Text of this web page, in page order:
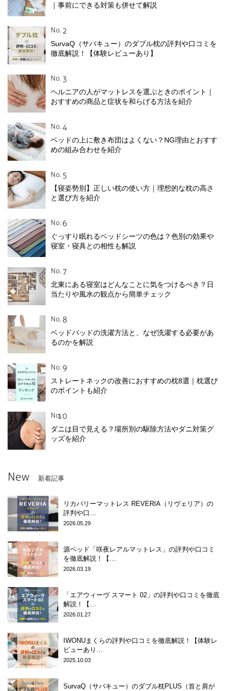
｜事前にできる対策も併せて解説
No.
SurvaQ（サバキュー）のダブル枕の評判や口コミを
徹底解説！【体験レビューあり】
No.
ヘルニアの人がマットレスを選ぶときのポイント｜
おすすめの商品と症状を和らげる方法を紹介
No.
ベッドの上に敷き布団はよくない？NG理由とおすす
めの組み合わせを紹介
No.
【寝姿勢別】正しい枕の使い方｜理想的な枕の高さ
と選び方を紹介
No.
ぐっすり眠れるベッドシーツの色は？色別の効果や
寝室・寝具との相性も解説
No.
北東にある寝室はどんなことに気をつけるべき？日
当たりや風水の観点から簡単チェック
No.
ベッドパッドの洗濯方法と、なぜ洗濯する必要があ
るのかを解説
No.
ストレートネックの改善におすすめの枕8選｜枕選び
のポイントも紹介
No.
ダニは目で見える？場所別の駆除方法やダニ対策グ
ッズを紹介
New 新着記事
リカバリーマットレス REVERIA（リヴェリア）の
評判や口…
2026.05.29
源ベッド「咲夜レアルマットレス」の評判や口コミ
を徹底解説！【…
2026.03.19
「エアウィーヴ スマート 02」の評判や口コミを徹底
解説！【…
2026.01.27
IWONUまくらの評判や口コミを徹底解説！【体験レ
ビューあり…
2025.10.03
SurvaQ（サバキュー）のダブル枕PLUS（首と肩が